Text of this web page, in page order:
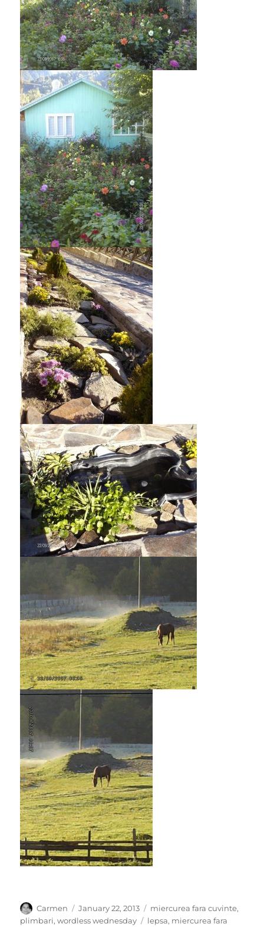
Author
Carmen
Posted
on
January 22, 2013 Categories
miercurea fara cuvinte,
plimbari,wordless wednesday Tags
lepsa, miercurea fara